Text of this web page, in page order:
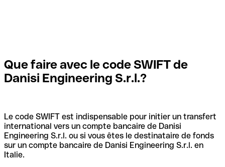
Que faire avec le code SWIFT de
Danisi Engineering S.r.l.?
Le code SWIFT est indispensable pour initier un transfert
international vers un compte bancaire de Danisi
Engineering S.r.l. ou si vous êtes le destinataire de fonds
sur un compte bancaire de Danisi Engineering S.r.l. en
Italie.